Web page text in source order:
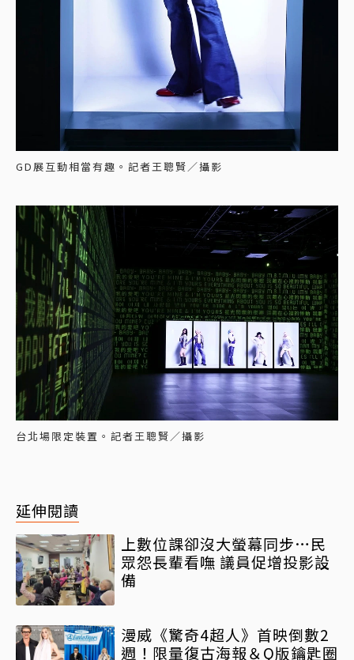
GD展互動相當有趣。記者王聰賢／攝影
台北場限定裝置。記者王聰賢／攝影
延伸閱讀
上數位課卻沒大螢幕同步…民
眾怨長輩看嘸 議員促增投影設
備
漫威《驚奇4超人》首映倒數2
週！限量復古海報＆Q版鑰匙圈